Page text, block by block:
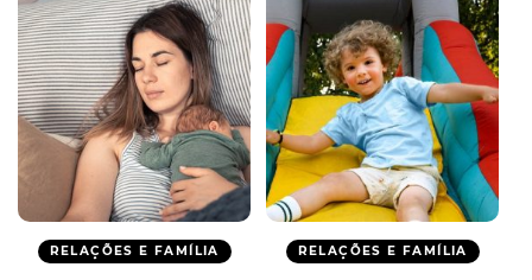
RELAÇÕES E FAMÍLIA RELAÇÕES E FAMÍLIA